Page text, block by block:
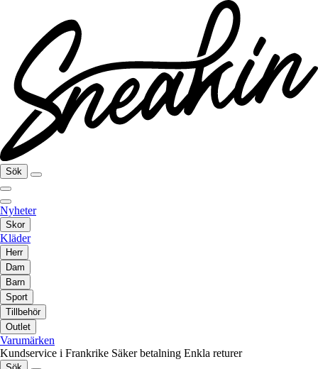
Sök
Nyheter
Skor
Kläder
Herr
Dam
Barn
Sport
Tillbehör
Outlet
Varumärken
Kundservice i Frankrike Säker betalning Enkla returer